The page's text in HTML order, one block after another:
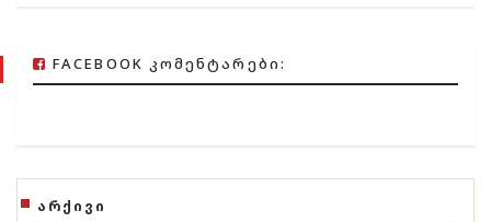
FACEBOOK ᲙᲝᲛᲔᲜᲢᲐᲠᲔᲑᲘ:
ᲐᲠᲥᲘᲕᲘ